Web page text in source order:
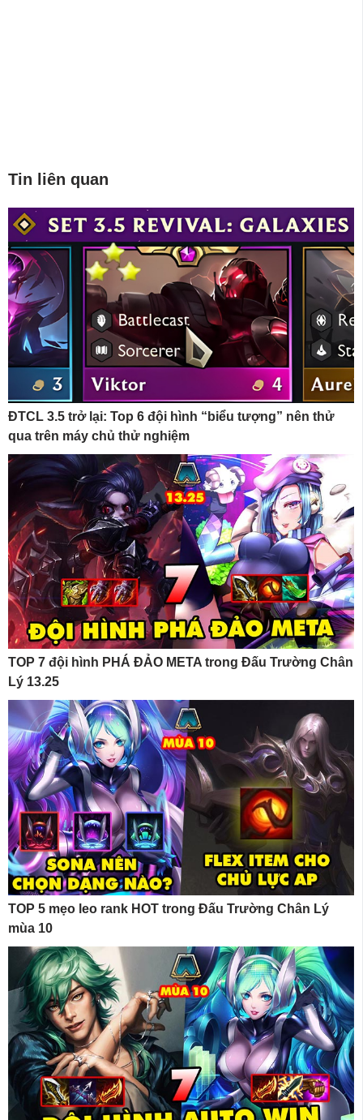
Tin liên quan
ĐTCL 3.5 trở lại: Top 6 đội hình “biểu tượng” nên thử
qua trên máy chủ thử nghiệm
TOP 7 đội hình PHÁ ĐẢO META trong Đấu Trường Chân
Lý 13.25
TOP 5 mẹo leo rank HOT trong Đấu Trường Chân Lý
mùa 10